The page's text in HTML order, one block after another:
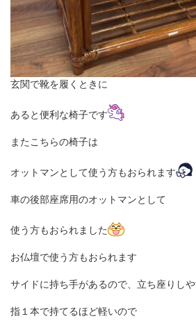
玄関で靴を履くときに
あると便利な椅子です
またこちらの椅子は
オットマンとして使う方もおられます
車の後部座席用のオットマンとして
使う方もおられました
お仏壇で使う方もおられます
サイドに持ち手があるので、立ち座りし
指１本で持てるほど軽いので